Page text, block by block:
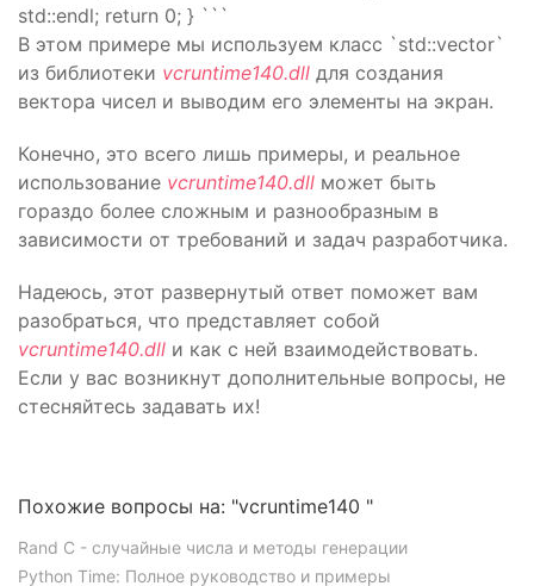
std::endl; return 0; } ```
В этом примере мы используем класс `std::vector`
из библиотеки vcruntime140.dll для создания
вектора чисел и выводим его элементы на экран.
Конечно, это всего лишь примеры, и реальное
использование vcruntime140.dll может быть
гораздо более сложным и разнообразным в
зависимости от требований и задач разработчика.
Надеюсь, этот развернутый ответ поможет вам
разобраться, что представляет собой
vcruntime140.dll и как с ней взаимодействовать.
Если у вас возникнут дополнительные вопросы, не
стесняйтесь задавать их!
Похожие вопросы на: "vcruntime140 "
Rand C - случайные числа и методы генерации
Python Time: Полное руководство и примеры